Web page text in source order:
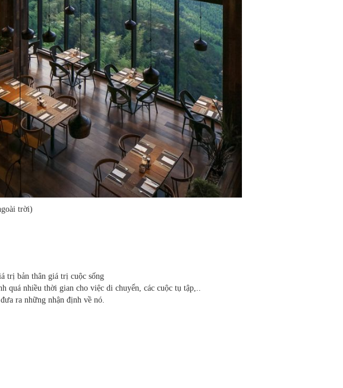
trời)
trị bản thân giá trị cuộc sống
quá nhiều thời gian cho việc di chuyển, các cuộc tụ tập,..
ra những nhận định về nó.